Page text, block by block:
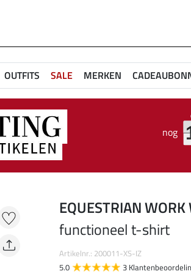
OUTFITS SALE MERKEN
nog
EQUESTRIAN WORK
functioneel t-shirt
Artikelnr.: 200011-XS-IZ
5.0
3